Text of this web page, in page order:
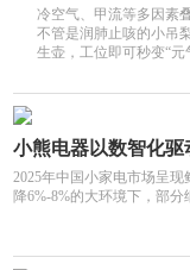
冷空气、甲流等多因素
不管是润肺止咳的小吊
生壶，工位即可秒变“元
小熊电器以数智化
2025年中国小家电市场呈
降6%-8%的大环境下，部分